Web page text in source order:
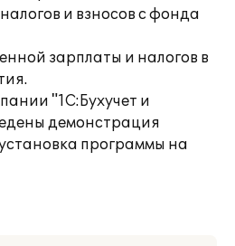
и взносов с фонда
зарплаты и налогов в
"1С:Бухучет и
демонстрация
программы на